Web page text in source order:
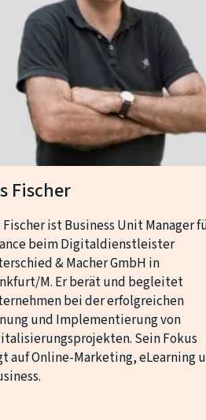
Fischer
Fischer ist Business Unit Manager
beim Digitaldienstleister
& Macher GmbH in
M. Er berät und begleitet
bei der erfolgreichen
und Implementierung von
Sein Fokus
auf Online-Marketing, eLearning